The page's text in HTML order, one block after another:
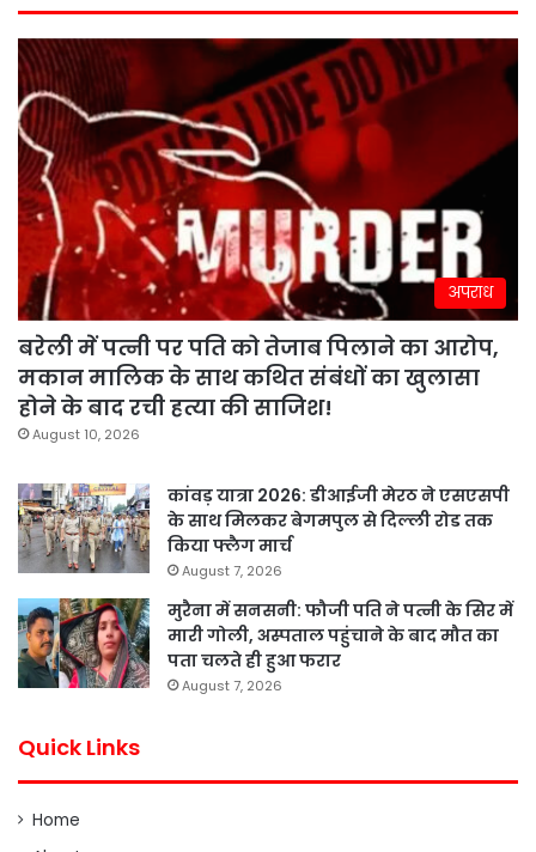
अपराध
बरेली में पत्नी पर पति को तेजाब पिलाने का आरोप,
मकान मालिक के साथ कथित संबंधों का खुलासा
होने के बाद रची हत्या की साजिश!
August 10, 2026
कांवड़ यात्रा 2026: डीआईजी मेरठ ने एसएसपी
के साथ मिलकर बेगमपुल से दिल्ली रोड तक
किया फ्लैग मार्च
August 7, 2026
मुरैना में सनसनी: फौजी पति ने पत्नी के सिर में
मारी गोली, अस्पताल पहुंचाने के बाद मौत का
पता चलते ही हुआ फरार
August 7, 2026
Quick Links
Home